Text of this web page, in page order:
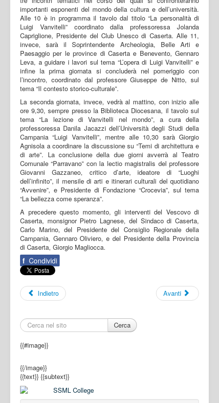
importanti esponenti del mondo della cultura e dell’università.
Alle 10 è in programma il tavolo dal titolo “La personalità di
Luigi Vanvitelli” coordinato dalla professoressa Jolanda
Capriglione, Presidente del Club Unesco di Caserta. Alle 11,
invece, sarà il Soprintendente Archeologia, Belle Arti e
Paesaggio per le province di Caserta e Benevento, Gennaro
Leva, a guidare i lavori sul tema “L’opera di Luigi Vanvitelli” e
infine la prima giornata si concluderà nel pomeriggio con
l’incontro, coordinato dal professore Giuseppe de Nitto, sul
tema “Il contesto storico-culturale”.
La seconda giornata, invece, vedrà al mattino, con inizio alle
ore 9,30, sempre presso la Biblioteca Diocesana, il tavolo sul
tema “La lezione di Vanvitelli nel mondo”, a cura della
professoressa Danila Jacazzi dell’Università degli Studi della
Campania “Luigi Vanvitelli”, mentre alle 10,30 sarà Giorgio
Agnisola a coordinare la discussione su “Temi di architettura e
di arte”. La conclusione della due giorni avverrà al Teatro
Comunale “Parravano” con la lectio magistralis del professore
Giovanni Gazzaneo, critico d’arte, ideatore di “Luoghi
dell’infinito”, il mensile di arti e itinerari culturali del quotidiano
“Avvenire”, e Presidente di Fondazione “Crocevia”, sul tema
“La bellezza come speranza”.
A precedere questo momento, gli interventi del Vescovo di
Caserta, monsignor Pietro Lagnese, del Sindaco di Caserta,
Carlo Marino, del Presidente del Consiglio Regionale della
Campania, Gennaro Oliviero, e del Presidente della Provincia
di Caserta, Giorgio Magliocca.
f Condividi
Indietro Avanti
Cerca
{{#image}}
{{/image}}
{{text}} {{subtext}}